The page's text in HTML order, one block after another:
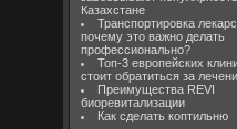
Казахстане
Транспортировка
почему это важно делать
профессионально?
Топ-3 европейских
стоит обратиться за
Преимущества REVI
биоревитализации
Как сделать коптильню